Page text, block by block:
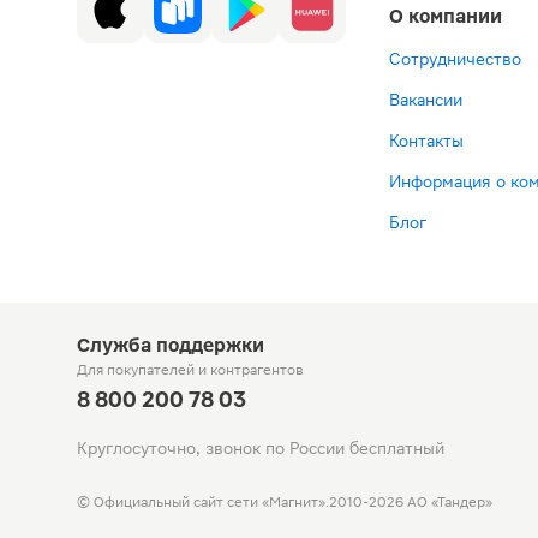
О компании
Сотрудничество
Вакансии
Контакты
Информация о
Блог
Служба поддержки
Для покупателей и контрагентов
8 800 200 78 03
Круглосуточно, звонок по России бесплатный
© Официальный сайт сети «Магнит».2010-2026 АО «Тандер»